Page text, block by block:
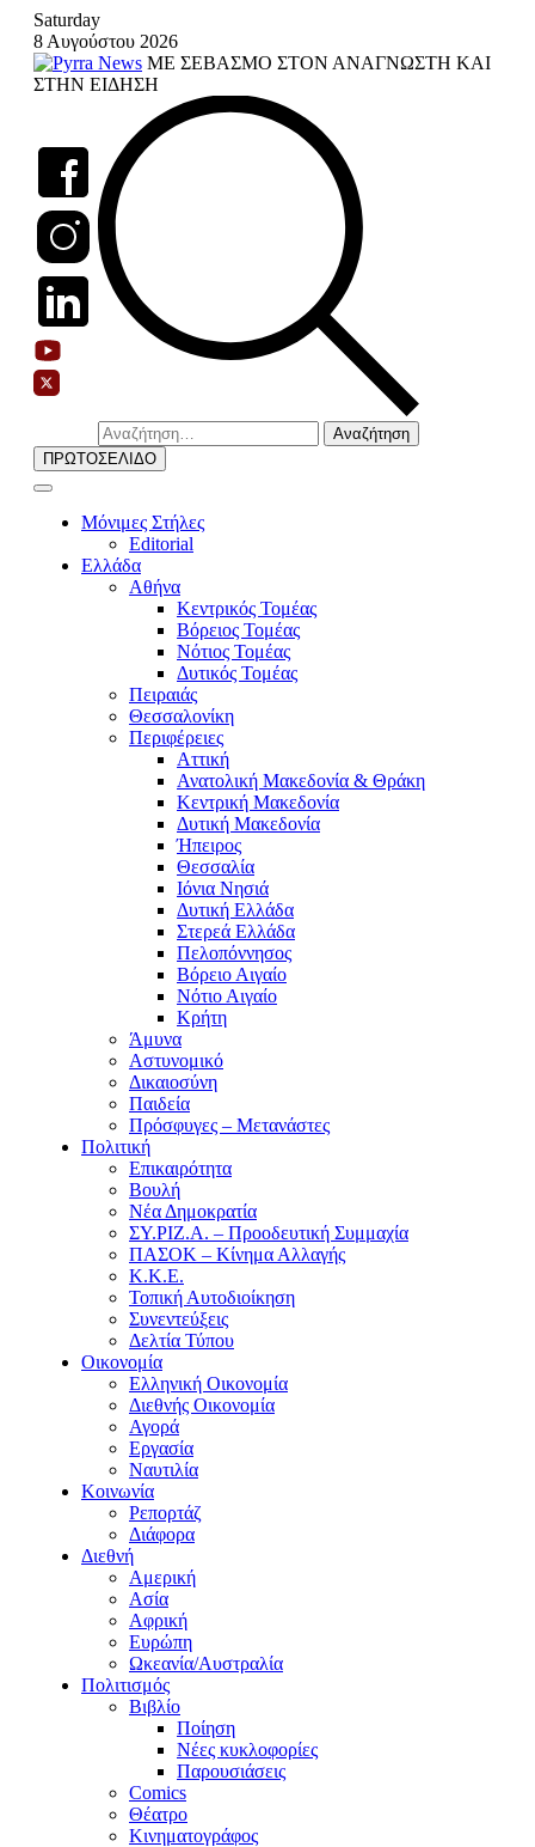
Skip
content
Saturday
8 Αυγούστου 2026
ΜΕ ΣΕΒΑΣΜΟ ΣΤΟΝ ΑΝΑΓΝΩΣΤΗ ΚΑΙ
ΣΤΗΝ ΕΙΔΗΣΗ
Αναζήτηση
για:
ΠΡΩΤΟΣΕΛΙΔΟ
Μόνιμες Στήλες
Editorial
Ελλάδα
Αθήνα
Κεντρικός Τομέας
Βόρειος Τομέας
Νότιος Τομέας
Δυτικός Τομέας
Πειραιάς
Θεσσαλονίκη
Περιφέρειες
Αττική
Ανατολική Μακεδονία & Θράκη
Κεντρική Μακεδονία
Δυτική Μακεδονία
Ήπειρος
Θεσσαλία
Ιόνια Νησιά
Δυτική Ελλάδα
Στερεά Ελλάδα
Πελοπόννησος
Βόρειο Αιγαίο
Νότιο Αιγαίο
Κρήτη
Άμυνα
Αστυνομικό
Δικαιοσύνη
Παιδεία
Πρόσφυγες – Μετανάστες
Πολιτική
Επικαιρότητα
Βουλή
Νέα Δημοκρατία
ΣΥ.ΡΙΖ.Α. – Προοδευτική Συμμαχία
ΠΑΣΟΚ – Κίνημα Αλλαγής
Κ.Κ.Ε.
Τοπική Αυτοδιοίκηση
Συνεντεύξεις
Δελτία Τύπου
Οικονομία
Ελληνική Οικονομία
Διεθνής Οικονομία
Αγορά
Εργασία
Ναυτιλία
Κοινωνία
Ρεπορτάζ
Διάφορα
Διεθνή
Αμερική
Ασία
Αφρική
Ευρώπη
Ωκεανία/Αυστραλία
Πολιτισμός
Βιβλίο
Ποίηση
Νέες κυκλοφορίες
Παρουσιάσεις
Comics
Θέατρο
Κινηματογράφος